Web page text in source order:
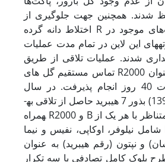
شدند. همچنین جهت جلوگیری از
اختلاط دانه گرده R لاین‌ با سایر ژنوتیپ‌های موجود در
این لاین‌ در تمام مدت عملیات
شدند. عملیات تلاقی از طریق
تماس مستقیم گل­ های R2000 به­ عنوان R لاین و لاین ­
های نرعقیم به ­مدت 40 روز انجام پذیرفت. در سال
زراعی بعد (1398-1399) بذور 7 هیبرید حاصل از تلاقی به­
همراه R2000 و B لاین‌های متناظر با هر یک از A لاین‌ها و
کلزا شامل نیلوفر، اوکاپی، نفیس و نیما
و نپتون (رقم هیبرید) به ­عنوان
بلوک کامل تصادفی با سه تکرار